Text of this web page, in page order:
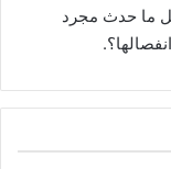
ما حدث مجرد